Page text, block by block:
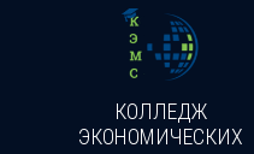
КОЛЛЕДЖ
ЭКОНОМИЧЕСКИХ